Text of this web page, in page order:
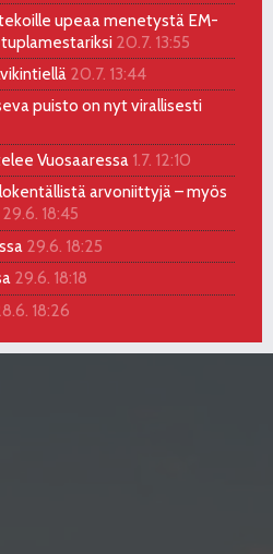
upeaa menetystä EM-
tuplamestariksi 20.7. 13:55
20.7. 13:44
puisto on nyt virallisesti
Vuosaaressa 1.7. 12:10
arvoniittyjä – myös
29.6. 18:45
29.6. 18:25
29.6. 18:18
18:26